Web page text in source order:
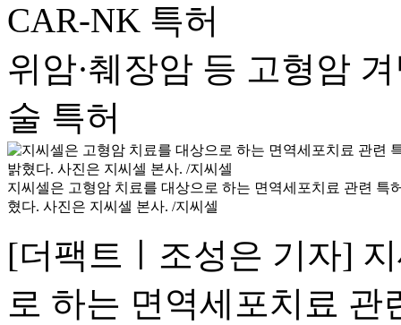
CAR-NK 특허
위암·췌장암 등 고형암
술 특허
지씨셀은 고형암 치료를 대상으로 하는 면역세포치료 관련 특
혔다. 사진은 지씨셀 본사. /지씨셀
[더팩트ㅣ조성은 기자]
로 하는 면역세포치료 관